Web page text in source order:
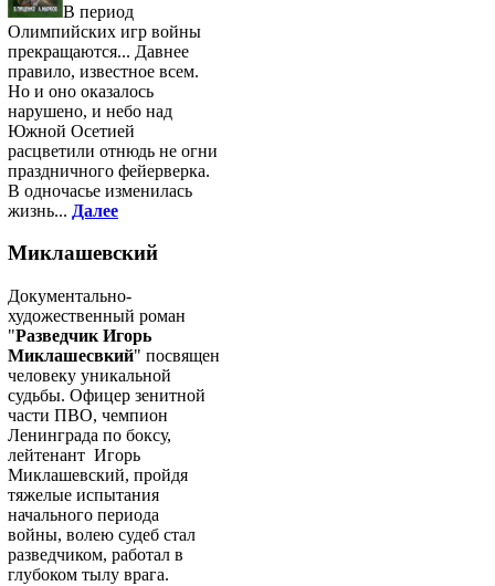
В период
Олимпийских игр войны
прекращаются... Давнее
правило, известное всем.
Но и оно оказалось
нарушено, и небо над
Южной Осетией
расцветили отнюдь не огни
праздничного фейерверка.
В одночасье изменилась
жизнь... Далее
Миклашевский
Документально-
художественный роман
"Разведчик Игорь
Миклашесвкий" посвящен
человеку уникальной
судьбы. Офицер зенитной
части ПВО, чемпион
Ленинграда по боксу,
лейтенант Игорь
Миклашевский, пройдя
тяжелые испытания
начального периода
войны, волею судеб стал
разведчиком, работал в
глубоком тылу врага.